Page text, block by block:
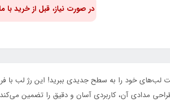
در صورت نیاز، قبل از خرید با
لچیک شماره 01، جذابیت لب‌های خود را به سطح جدیدی
مدادی آن، کاربردی آسان و دقیق را تضمین